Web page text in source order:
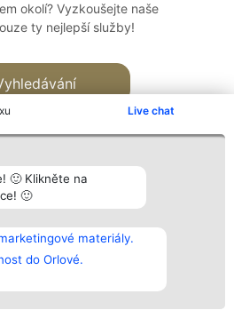
Live chat
🙂 Klikněte na
🙂
materiály.
do Orlové.
okolí? Vyzkoušejte naše
ty nejlepší služby!
Vítězové
Seznam všech
laureátů
Zásady
Zásady
Kontakt